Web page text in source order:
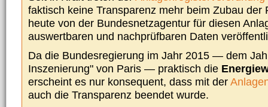
faktisch keine Transparenz mehr beim Zubau der
heute von der Bundesnetzagentur für diesen
auswertbaren und nachprüfbaren Daten
Da die Bundesregierung im Jahr 2015 — dem
Inszenierung" von Paris — praktisch die
erscheint es nur konsequent, dass mit der
auch die Transparenz beendet wurde.